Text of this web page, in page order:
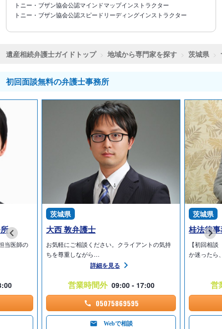
トニー・ブザン協会公認マインドマップインストラクター
トニー・ブザン協会公認スピードリーディングインストラクター
遺産相続弁護士ガイドトップ 地域から専門家を探す 茨城県
初回面談無料の弁護士事務所
当医師の
茨城県
大西 敦弁護士
お気軽にご相談ください。クライアントの気持
ちを尊重しながら…
詳細を見る
営業時間外 09:00 - 17:00
05075869595
Webで相談
茨城県
桂法律
【初回相
か迷ったら
営